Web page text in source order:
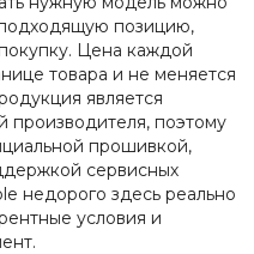
позицию,
Цена каждой
товара и не меняется
является
производителя, поэтому
прошивкой,
сервисных
недорого здесь реально
условия и